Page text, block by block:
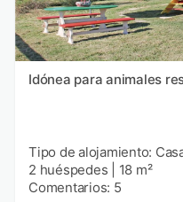
Idónea para animales
Tipo de alojamiento:
2 huéspedes
18 m²
Comentarios: 5